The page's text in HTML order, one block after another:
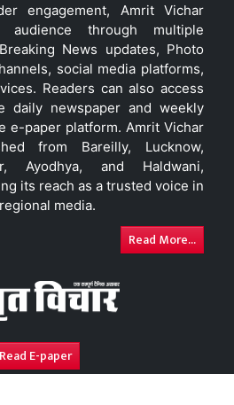
engagement, Amrit Vichar
through multiple
News updates, Photo
social media platforms,
Readers can also access
daily newspaper and weekly
e-paper platform. Amrit Vichar
from Bareilly, Lucknow,
Ayodhya, and Haldwani,
its reach as a trusted voice in
media.
Read More...
Read E-paper